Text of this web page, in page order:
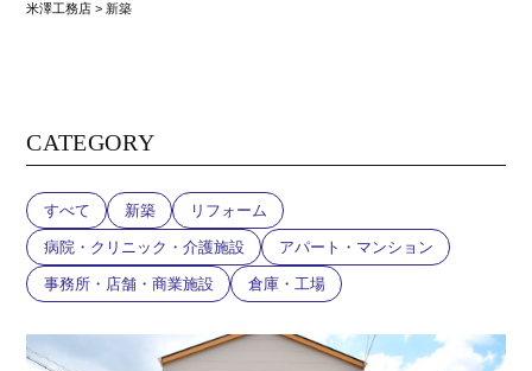
米澤工務店 > 新築
CATEGORY
すべて 新築 リフォーム
病院・クリニック・介護施設 アパート・マンション
事務所・店舗・商業施設 倉庫・工場